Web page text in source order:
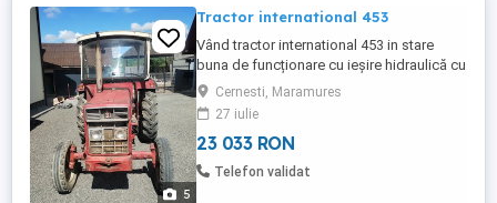
5
Tractor international 453
Vând tractor international 453 in stare
buna de funcționare cu ieșire hidraulică cu
antribu pt coasă laterală ambreiaj la mâna
cauciucuri spate bune probă la fața
locului tractorul nu necesita investiții
Cernesti, Maramures
27 iulie
23 033 RON
Telefon validat